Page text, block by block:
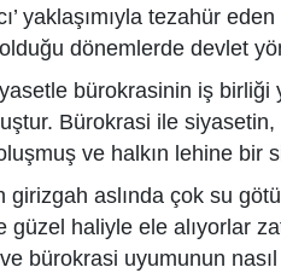
yaklaşımıyla tezahür
dönemlerde devlet
bürokrasinin iş birliği
Bürokrasi ile
ve halkın lehine bir
girizgah aslında çok su
güzel haliyle ele alıyorlar
bürokrasi uyumunun